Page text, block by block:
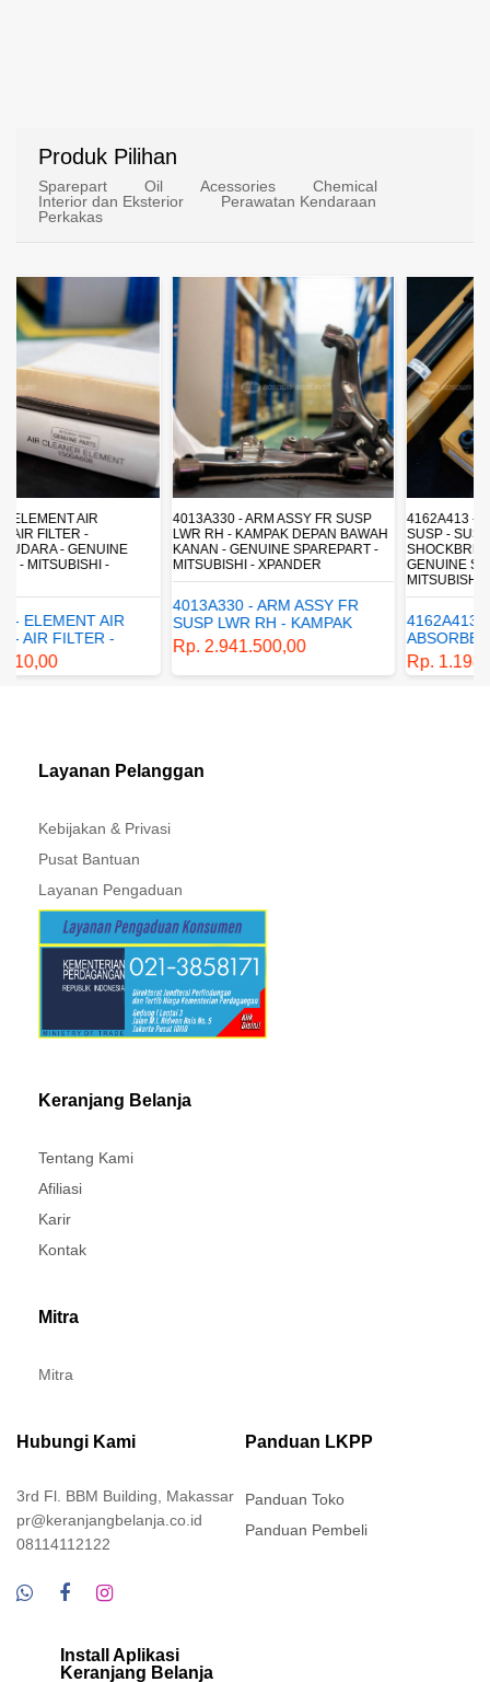
Produk Pilihan
Sparepart Oil Acessories
Chemical
Interior dan Eksterior
Perawatan Kendaraan
Perkakas
4013A330 - ARM ASSY FR SUSP
LWR RH - KAMPAK DEPAN BAWAH
KANAN - GENUINE SPAREPART -
MITSUBISHI - XPANDER
4013A330 - ARM ASSY FR
SUSP LWR RH - KAMPAK
DEPAN BAWAH KANAN -
GENUINE SPAREPART -
MITSUBISHI - XPANDER
Rp. 2.941.500,00
4162A413 - SHOCK ABSORBER RR
SUSP - SUSPENSI BELAKANG -
SHOCKBREAKER BELAKANG -
GENUINE SPAREPART -
MITSUBISHI - XPANDER
4162A413 - SHOCK
ABSORBER RR SUSP -
SUSPENSI BELAKANG -
SHOCKBREAKER BELAKANG
Layanan Pelanggan
Kebijakan & Privasi
Pusat Bantuan
Layanan Pengaduan
Keranjang Belanja
Tentang Kami
Afiliasi
Karir
Kontak
Mitra
Mitra
Hubungi Kami
3rd Fl. BBM Building, Makassar
pr@keranjangbelanja.co.id
08114112122
Panduan LKPP
Panduan Toko
Panduan Pembeli
Install Aplikasi
Keranjang Belanja